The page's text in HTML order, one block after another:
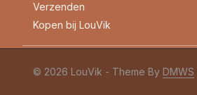
Verzenden
Kopen bij LouVik
© 2026 LouVik - Theme By DMWS